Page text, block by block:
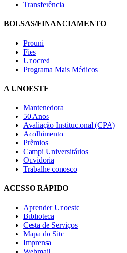
Transferência
BOLSAS/FINANCIAMENTO
Prouni
Fies
Unocred
Programa Mais Médicos
A UNOESTE
Mantenedora
50 Anos
Avaliação Institucional (CPA)
Acolhimento
Prêmios
Campi Universitários
Ouvidoria
Trabalhe conosco
ACESSO RÁPIDO
Aprender Unoeste
Biblioteca
Cesta de Serviços
Mapa do Site
Imprensa
Webmail